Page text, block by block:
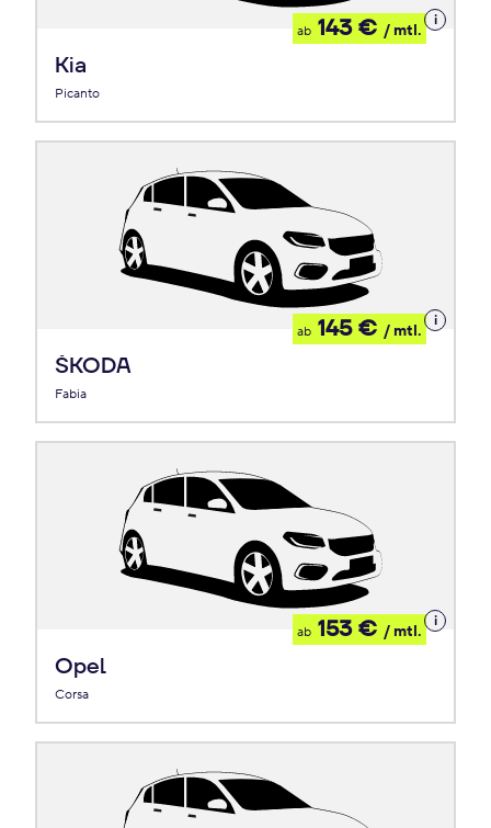
Kia
Picanto
ab 143 € / mtl.
Details
zum
ŠKODA
Fabia
ab 145 € / mtl.
Details
zum
Opel
Corsa
ab 153 € / mtl.
Details
zum